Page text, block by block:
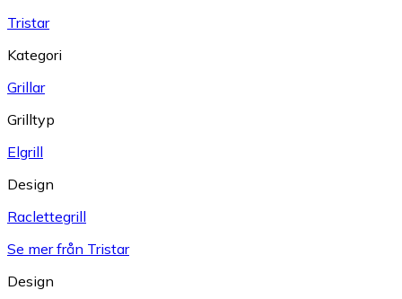
Tristar
Kategori
Grillar
Grilltyp
Elgrill
Design
Raclettegrill
Se mer från Tristar
Design